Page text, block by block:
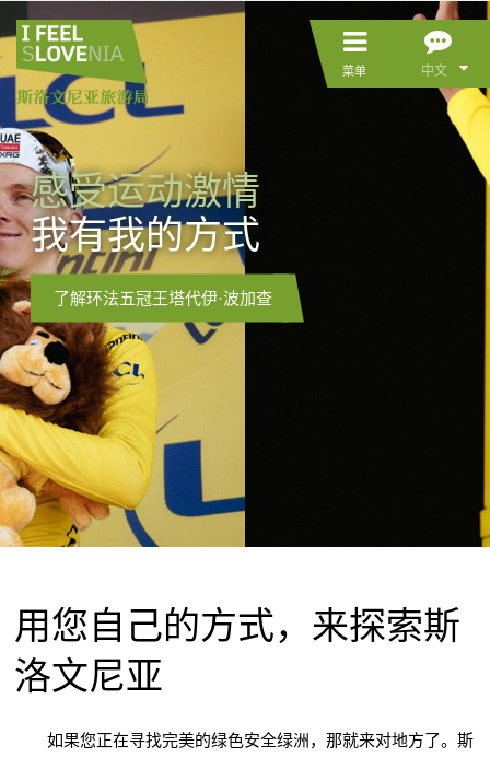
菜单 中文
感受运动激情
我有我的方式
了解环法五冠王塔代伊·波加查
用您自己的方式，来探索斯
洛文尼亚
如果您正在寻找完美的绿色安全绿洲，那就来对地方了。斯